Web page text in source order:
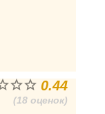
0.44
(18 оценок)